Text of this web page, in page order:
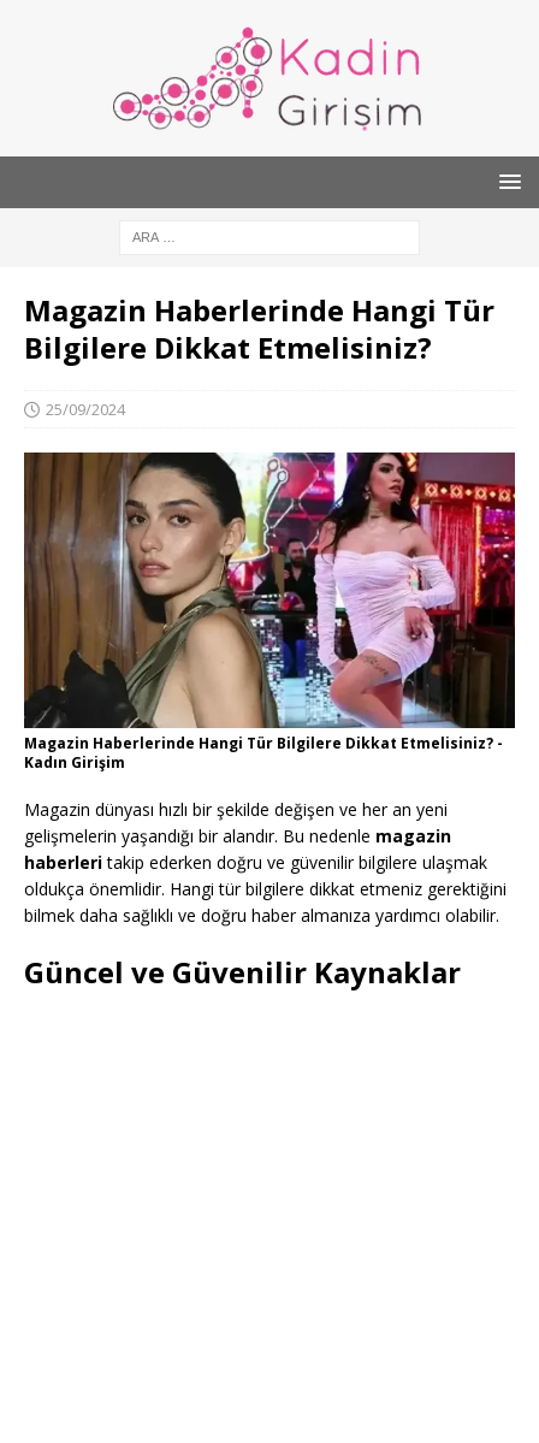
Magazin Haberlerinde Hangi Tür
Bilgilere Dikkat Etmelisiniz?
25/09/2024
Magazin Haberlerinde Hangi Tür Bilgilere Dikkat Etmelisiniz? -
Kadın Girişim
Magazin dünyası hızlı bir şekilde değişen ve her an yeni
gelişmelerin yaşandığı bir alandır. Bu nedenle magazin
haberleritakip ederken doğru ve güvenilir bilgilere ulaşmak
oldukça önemlidir. Hangi tür bilgilere dikkat etmeniz gerektiğini
bilmek daha sağlıklı ve doğru haber almanıza yardımcı olabilir.
Güncel ve Güvenilir Kaynaklar